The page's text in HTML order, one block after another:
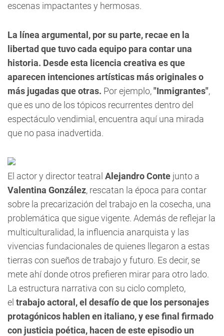
escenas impactantes y hermosas.
La línea argumental, por su parte, recae en la
libertad que tuvo cada equipo para contar una
historia. Desde esta licencia creativa es que
aparecen intenciones artísticas más originales o
más jugadas que otras. Por ejemplo,"Inmigrantes",
que es uno de los tópicos recurrentes dentro del
espectáculo vendimial, encuentra aquí una mirada
que no pasa inadvertida.
El actor y director teatral Alejandro Conte junto a
Valentina González, rescatan la época para contar
sobre la precarización del trabajo en la cosecha, una
problemática que sigue vigente. Además de reflejar la
multiculturalidad, la influencia anarquista y las
vivencias fundacionales de quienes llegaron a estas
tierras con sueños de trabajo y futuro. Es decir, se
mete ahí donde otros prefieren mirar para otro lado.
La estructura narrativa con su ciclo completo,
el trabajo actoral, el desafío de que los personajes
protagónicos hablen en italiano, y ese final firmado
con justicia poética, hacen de este episodio un